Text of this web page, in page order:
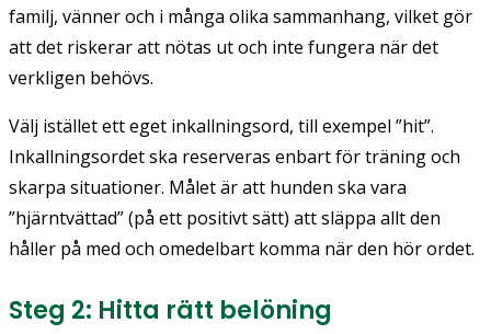
familj, vänner och i många olika sammanhang, vilket gör
att det riskerar att nötas ut och inte fungera när det
verkligen behövs.
Välj istället ett eget inkallningsord, till exempel ”hit”.
Inkallningsordet ska reserveras enbart för träning och
skarpa situationer. Målet är att hunden ska vara
”hjärntvättad” (på ett positivt sätt) att släppa allt den
håller på med och omedelbart komma när den hör ordet.
Steg 2: Hitta rätt belöning